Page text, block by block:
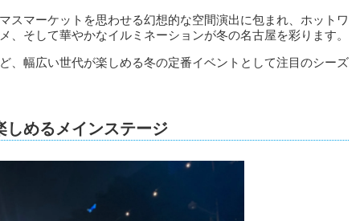
スマーケットを思わせる幻想的な空間演出に包まれ、ホットワ
、そして華やかなイルミネーションが冬の名古屋を彩ります。
、幅広い世代が楽しめる冬の定番イベントとして注目のシーズ
しめるメインステージ